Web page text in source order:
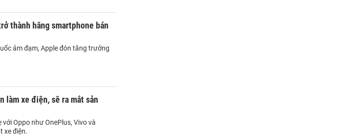
thành hãng smartphone bán
ảm đạm, Apple đón tăng trưởng
làm xe điện, sẽ ra mắt sản
Oppo như OnePlus, Vivo và
xe điện.